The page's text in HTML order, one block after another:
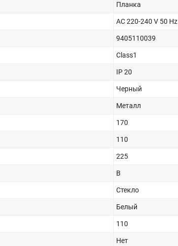
Планка
AC 220-240 V 50 Hz
9405110039
Class1
IP 20
Черный
Металл
170
110
225
B
Стекло
Белый
110
Нет